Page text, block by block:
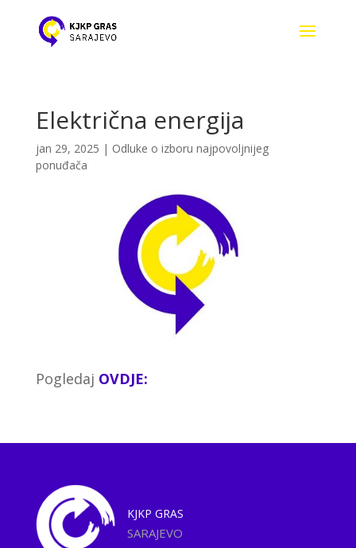
Električna energija
jan 29, 2025 | Odluke o izboru najpovoljnijeg
ponuđača
Pogledaj OVDJE:
KJKP GRAS
SARAJEVO